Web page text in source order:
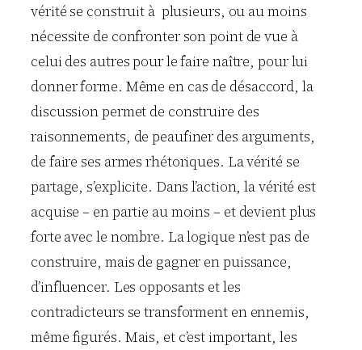
vérité se construit à plusieurs, ou au moins
nécessite de confronter son point de vue à
celui des autres pour le faire naître, pour lui
donner forme. Même en cas de désaccord, la
discussion permet de construire des
raisonnements, de peaufiner des arguments,
de faire ses armes rhétoriques. La vérité se
partage, s’explicite. Dans l’action, la vérité est
acquise – en partie au moins – et devient plus
forte avec le nombre. La logique n’est pas de
construire, mais de gagner en puissance,
d’influencer. Les opposants et les
contradicteurs se transforment en ennemis,
même figurés. Mais, et c’est important, les